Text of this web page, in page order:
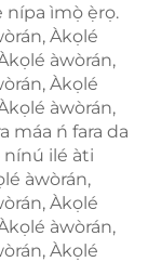
nípa ìmọ̀ ẹ̀rọ.
Àkọlé
àwòrán,
Àkọlé
àwòrán,
máa ń fara da
nínú ilé àti
àwòrán,
Àkọlé
àwòrán,
Àkọlé